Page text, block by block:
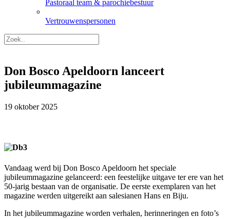
Pastoraal team & parochiebestuur
Vertrouwenspersonen
Don Bosco Apeldoorn lanceert
jubileummagazine
19 oktober 2025
Vandaag werd bij Don Bosco Apeldoorn het speciale
jubileummagazine gelanceerd: een feestelijke uitgave ter ere van het
50-jarig bestaan van de organisatie. De eerste exemplaren van het
magazine werden uitgereikt aan salesianen Hans en Biju.
In het jubileummagazine worden verhalen, herinneringen en foto’s